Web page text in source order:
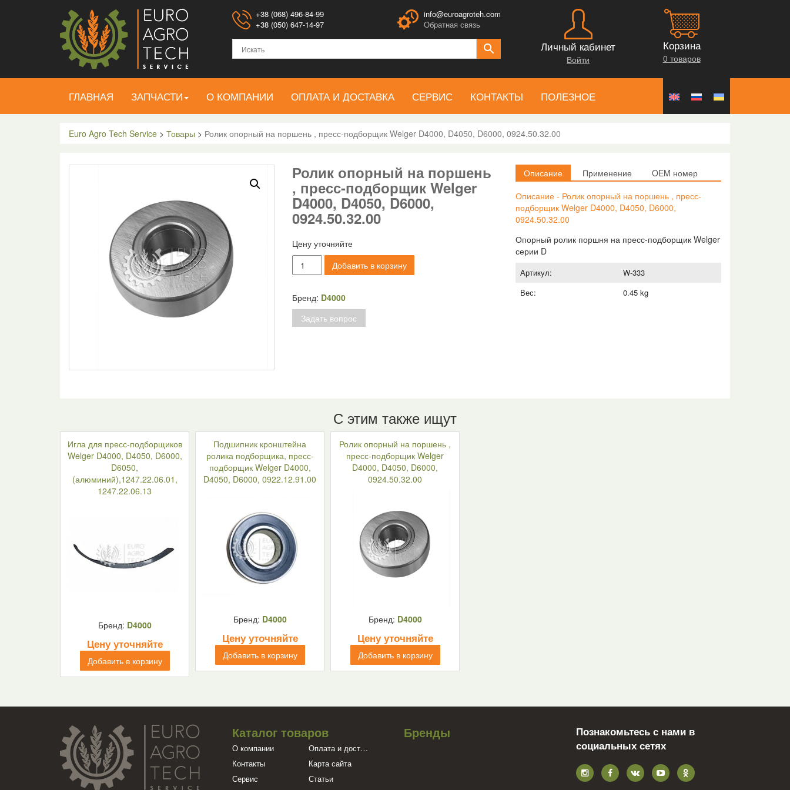
+38 (068) 496-84-99
+38 (050) 647-14-97
info@euroagroteh.com
Обратная связь
Личный кабинет
Войти
Корзина
0 товаров
ГЛАВНАЯ ЗАПЧАСТИ О КОМПАНИИ ОПЛАТА И ДОСТАВКА СЕРВИС КОНТАКТЫ ПОЛЕЗНОЕ
Euro Agro Tech Service > Товары > Ролик опорный на поршень , пресс-подборщик Welger D4000, D4050, D6000, 0924.50.32.00
Ролик опорный на поршень
, пресс-подборщик Welger
D4000, D4050, D6000,
0924.50.32.00
Цену уточняйте
Количество
товара
опорный
на
поршень
0924.50.32.00
Добавить в корзину
Бренд: D4000
Задать вопрос
Описание Применение
OEM номер
Описание - Ролик опорный на поршень , пресс-
подборщик Welger D4000, D4050, D6000,
0924.50.32.00
Опорный ролик поршня на пресс-подборщик Welger
серии D
Артикул:
W-333
Вес:
0.45 kg
С этим также ищут
Игла для пресс-подборщиков
Welger D4000, D4050, D6000,
D6050,
(алюминий),1247.22.06.01,
1247.22.06.13
Бренд: D4000
Цену уточняйте
Добавить в корзину
Подшипник кронштейна
ролика подборщика, пресс-
подборщик Welger D4000,
D4050, D6000, 0922.12.91.00
Бренд: D4000
Цену уточняйте
Добавить в корзину
Ролик опорный на поршень ,
пресс-подборщик Welger
D4000, D4050, D6000,
0924.50.32.00
Бренд: D4000
Цену уточняйте
Добавить в корзину
Каталог товаров
О компании
Оплата и доставка
Контакты
Карта сайта
Сервис
Статьи
Бренды
Познакомьтесь с нами в
социальных сетях